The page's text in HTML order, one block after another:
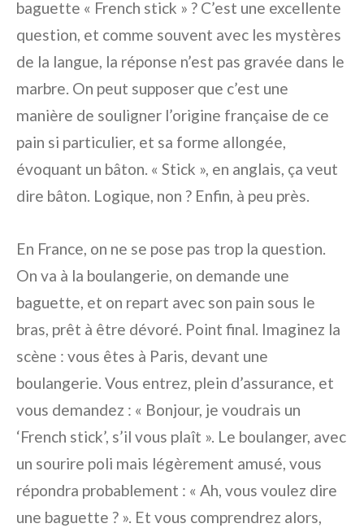
baguette « French stick » ? C’est une excellente
question, et comme souvent avec les mystères
de la langue, la réponse n’est pas gravée dans le
marbre. On peut supposer que c’est une
manière de souligner l’origine française de ce
pain si particulier, et sa forme allongée,
évoquant un bâton. « Stick », en anglais, ça veut
dire bâton. Logique, non ? Enfin, à peu près.
En France, on ne se pose pas trop la question.
On va à la boulangerie, on demande une
baguette, et on repart avec son pain sous le
bras, prêt à être dévoré. Point final. Imaginez la
scène : vous êtes à Paris, devant une
boulangerie. Vous entrez, plein d’assurance, et
vous demandez : « Bonjour, je voudrais un
‘French stick’, s’il vous plaît ». Le boulanger, avec
un sourire poli mais légèrement amusé, vous
répondra probablement : « Ah, vous voulez dire
une baguette ? ». Et vous comprendrez alors,